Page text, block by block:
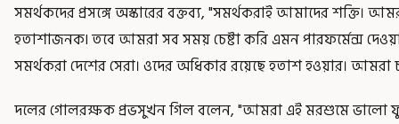
সমর্থকদের প্রসঙ্গে অস্কারের বক্তব্য, "সমর্থকরাই আমাদের শক্তি।
হতাশাজনক৷ তবে আমরা সব সময় চেষ্টা করি এমন পারফর্মেন্স
সমর্থকরা দেশের সেরা। ওদের অধিকার রয়েছে হতাশ হওয়ার।
দলের গোলরক্ষক প্রভসুখন গিল বলেন, "আমরা এই মরশুমে ভালো